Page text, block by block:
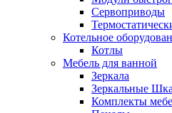
Сервоприводы
Котельное
Котлы
Мебель для ванной
Зеркала
Зеркальные
Комплекты